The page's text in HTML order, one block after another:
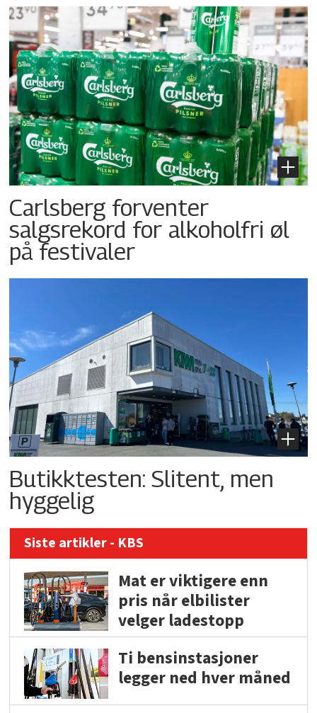
Carlsberg forventer
salgsrekord for alkoholfri øl
på festivaler
Butikktesten: Slitent, men
hyggelig
Siste artikler - KBS
Mat er viktigere enn
pris når elbilister
velger ladestopp
Ti bensinstasjoner
legger ned hver måned